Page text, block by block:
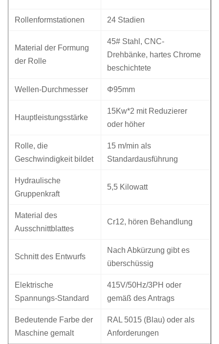
Rollenformstationen 24 Stadien
Material der Formung
der Rolle
45# Stahl, CNC-
Drehbänke, hartes Chrome
beschichtete
Wellen-Durchmesser Φ95mm
Hauptleistungsstärke
15Kw*2 mit Reduzierer
oder höher
Rolle, die
Geschwindigkeit bildet
15 m/min als
Standardausführung
Hydraulische
Gruppenkraft
5,5 Kilowatt
Material des
Ausschnittblattes
Cr12, hören Behandlung
Schnitt des Entwurfs
Nach Abkürzung gibt es
überschüssig
Elektrische
Spannungs-Standard
415V/50Hz/3PH oder
gemäß des Antrags
Bedeutende Farbe der
Maschine gemalt
RAL 5015 (Blau) oder als
Anforderungen